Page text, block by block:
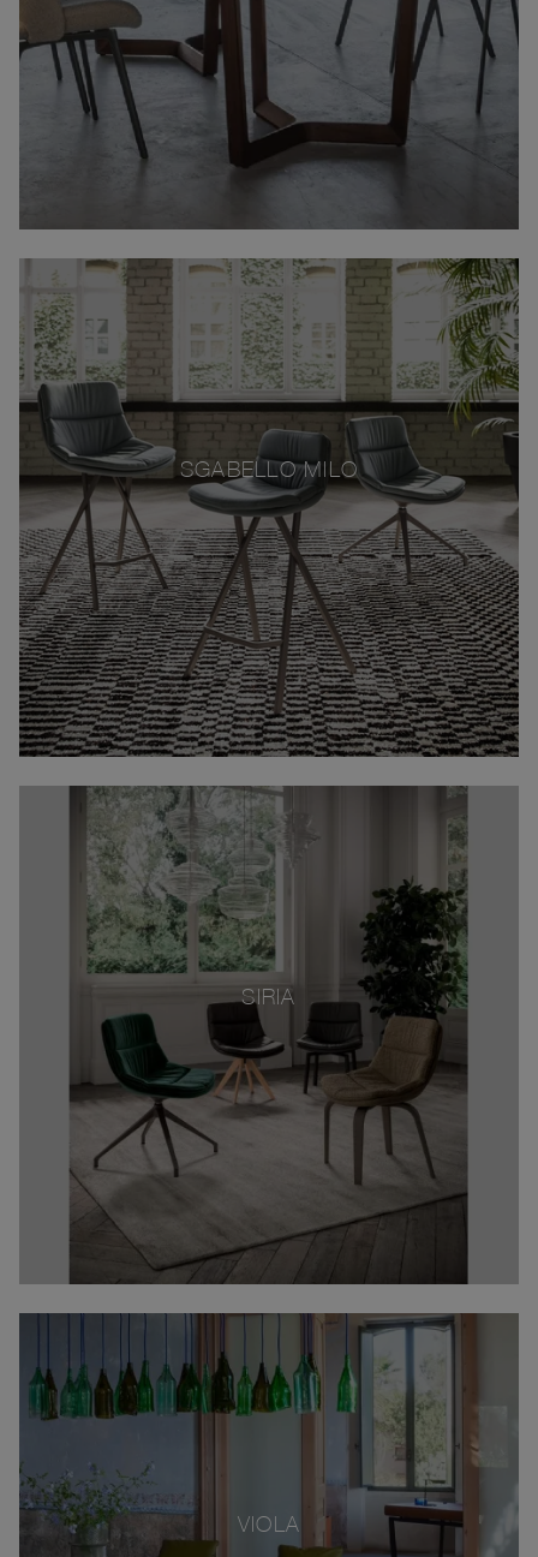
SGABELLO MILO
SIRIA
VIOLA